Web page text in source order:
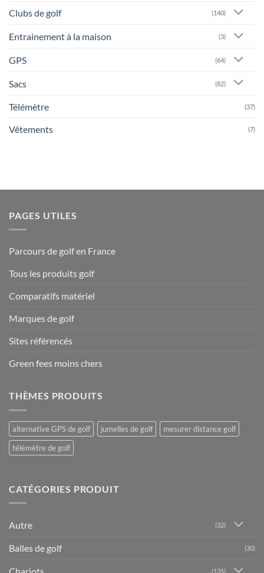
Clubs de golf (140)
Entrainement à la maison (3)
GPS (64)
Sacs (82)
Télémètre (37)
Vêtements (7)
PAGES UTILES
Parcours de golf en France
Tous les produits golf
Comparatifs matériel
Marques de golf
Sites référencés
Green fees moins chers
THÈMES PRODUITS
alternative GPS de golf jumelles de golf
mesurer distance golf
télémètre de golf
CATÉGORIES PRODUIT
Autre (32)
Balles de golf (30)
(135)